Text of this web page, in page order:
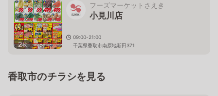
2枚
フーズマーケットさえき
小見川店
09:00-21:00
千葉県香取市南原地新田371
香取市のチラシを見る